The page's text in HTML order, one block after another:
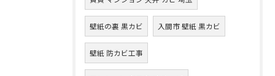
壁紙の裏 黒カビ 入間市 壁紙 黒カビ
壁紙 防カビ工事